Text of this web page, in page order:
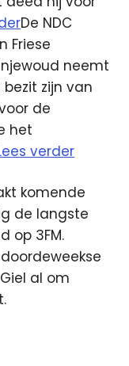
De NDC
Friese
neemt
zijn van
de
het
verder
komende
de langste
op 3FM.
al om